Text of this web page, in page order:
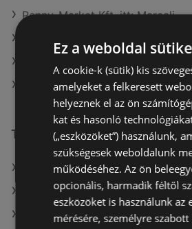
Penny-Market Kft. itt: Marcali
Penny-Market Kft. itt:
További linkek
A(z) Penny-Market Kft. ajánlatai
A(z) ALDI ajánlatai
A(z) Metro ajánlatai
Ez a weboldal
A cookie-k (sütik) kis
amelyeket a felkeresett
helyeznek el az ön
kat és hasonló
(„eszközöket”) használunk,
szükségesek weboldalunk
működéséhez. Az ön
opcionális, harmadik féltől
eszközöket is használunk az
mérésére, személyre